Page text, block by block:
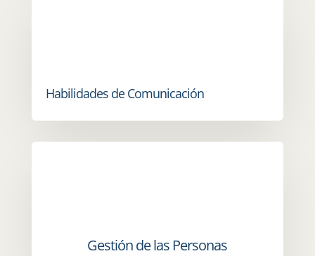
Habilidades de Comunicación
Gestión de las Personas